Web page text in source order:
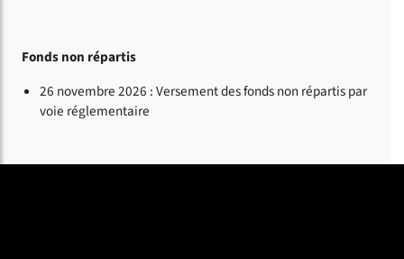
Fonds non répartis
26 novembre 2026 : Versement des fonds non répartis par
voie réglementaire